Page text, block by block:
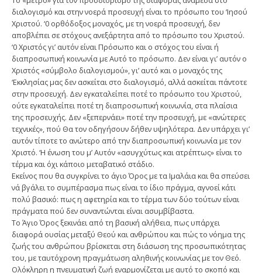
διαλογισμό και στην νοερά προσευχή είναι το πρόσωπο του ‘Ιησού
Χριστού. ‘0 ορθόδοξος μοναχός, με τη νοερά προσευχή, δεν
αποβλέπει σε στόχους ανεξάρτητα από το πρόσωπο του Χριστού.
‘0 Χριστός γι’ αυτόν είναι Πρόσωπο και ο στόχος του είναι ή
διαπροσωπική κοινωνία με Αυτό το πρόσωπο. Δεν είναι γι’ αυτόν ο
Χριστός «σύμβολο διαλογισμού», γι’ αυτό και ο μοναχός της
‘Εκκλησίας μας δεν ασκείται στο διαλογισμό, αλλά ασκείται πάντοτε
στην προσευχή. Δεν εγκαταλείπει ποτέ το πρόσωπο του Χριστού,
ούτε εγκαταλείπει ποτέ τη διαπροσωπική κοινωνία, στα πλαίσια
της προσευχής. Δεν «ξεπερνάει» ποτέ την προσευχή, με «ανώτερες
τεχνικές», πού Θα τον οδηγήσουν δήθεν υψηλότερα. Δεν υπάρχει γι’
αυτόν τίποτε το ανώτερο από την διαπροσωπική κοινωνία με τον
Χριστό. ‘Η ένωση του μ’ Αυτόν «ασυγχύτως και ατρέπτως» είναι το
τέρμα και όχι κάποιο μεταβατικό στάδιο.
Εκείνος που θα συγκρίνει το άγιο Όρος με τα Ιμαλάια και θα σπεύσει
νά βγάλει το συμπέρασμα πως είναι το ίδιο πράγμα, αγνοεί κάτι
πολύ βασικό: πως η αφετηρία και το τέρμα των δύο τούτων είναι
πράγματα πού δεν συναντώνται είναι ασυμβίβαστα.
Το Άγιο Όρος ξεκινάει από τη βασική αλήθεια, πως υπάρχει
διαφορά ουσίας μεταξύ Θεού και ανθρώπου και πώς το νόημα της
ζωής του ανθρώπου βρίσκεται στη διάσωση της προσωπικότητας
του, με ταυτόχρονη πραγμάτωση αληθινής κοινωνίας με τον Θεό.
Ολόκληρη η πνευματική ζωή εναρμονίζεται με αυτό το σκοπό και